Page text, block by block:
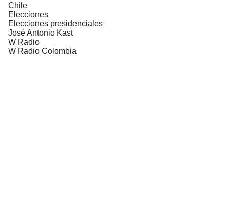
Chile
Elecciones
Elecciones presidenciales
José Antonio Kast
W Radio
W Radio Colombia